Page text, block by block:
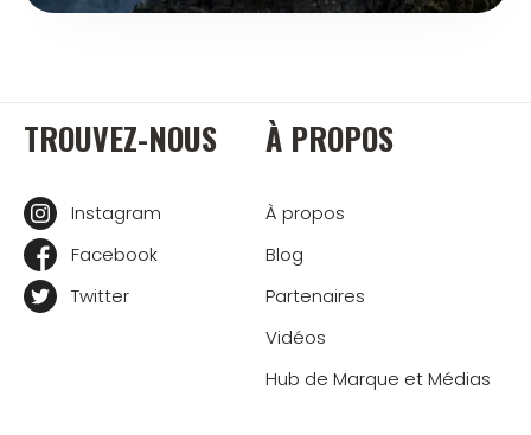
TROUVEZ-NOUS
Instagram
Facebook
Twitter
À PROPOS
À propos
Blog
Partenaires
Vidéos
Hub de Marque et Médias